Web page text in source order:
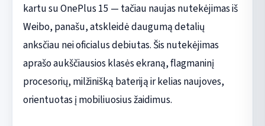
kartu su OnePlus 15 — tačiau naujas nutekėjimas iš
Weibo, panašu, atskleidė daugumą detalių
anksčiau nei oficialus debiutas. Šis nutekėjimas
aprašo aukščiausios klasės ekraną, flagmaninį
procesorių, milžinišką bateriją ir kelias naujoves,
orientuotas į mobiliuosius žaidimus.